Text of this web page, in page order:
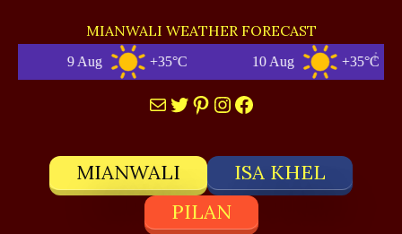
MIANWALI WEATHER FORECAST
+35°C 10 Aug +35°C 11 Aug
MailTwitter
Pinterest
Instagram
Facebook
MIANWALI
ISA KHEL
PILAN